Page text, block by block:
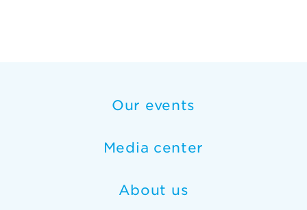
Our events
Media center
About us